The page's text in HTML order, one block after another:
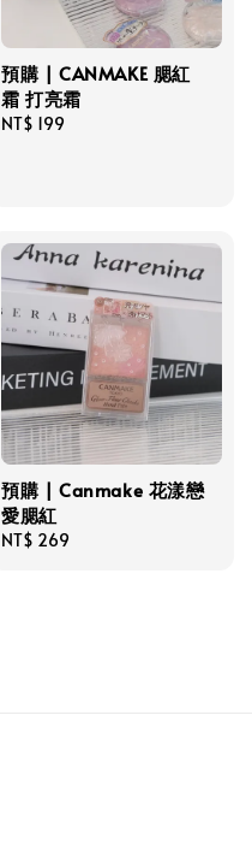
預購 | CANMAKE 腮紅
霜 打亮霜
Regular
NT$ 199
預購 | Canmake 花漾戀
愛腮紅
Regular
NT$ 269